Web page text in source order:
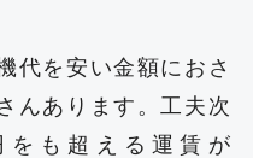
代を安い金額におさ
んあります。工夫次
をも超える運賃が